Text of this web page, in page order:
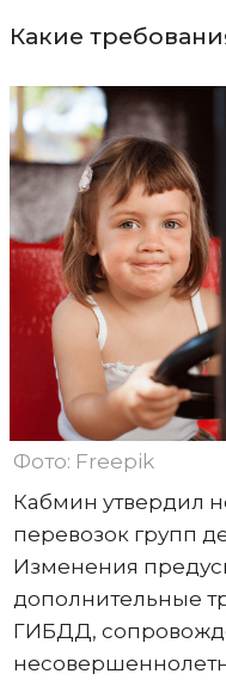
Какие
Фото: Freepik
Кабмин утвердил
перевозок групп
Изменения
дополнительные
ГИБДД,